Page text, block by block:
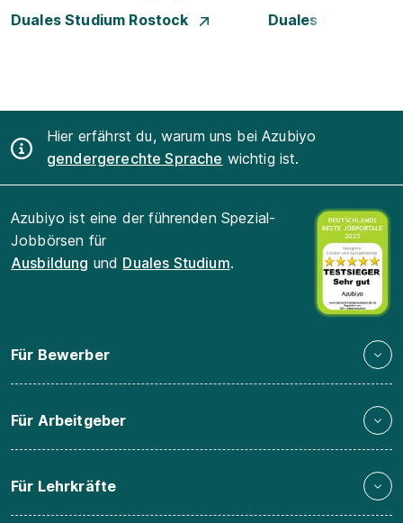
Duales Studium Rostock
Duales Studium
Hier erfährst du, warum uns bei Azubiyo
gendergerechte Sprache wichtig ist.
Azubiyo ist eine der führenden Spezial-
Jobbörsen für
Ausbildung und Duales Studium.
Für Bewerber
Für Arbeitgeber
Für Lehrkräfte